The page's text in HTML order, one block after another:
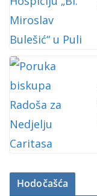
Hodočašća